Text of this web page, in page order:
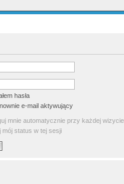
hasła
e-mail aktywujący
mnie automatycznie przy każdej wizycie
mój status w tej sesji